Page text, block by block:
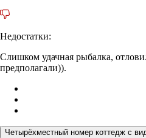
Недостатки:
Слишком удачная рыбалка,
предполагали)).
Четырёхместный номер коттедж с